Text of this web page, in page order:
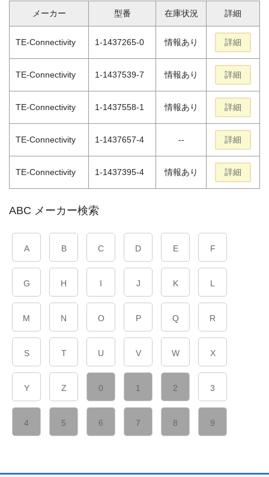
メーカー 型番 在庫状況 詳細
TE-Connectivity 1-1437265-0 情報あり 詳細
TE-Connectivity 1-1437539-7 情報あり 詳細
TE-Connectivity 1-1437558-1 情報あり 詳細
TE-Connectivity 1-1437657-4 -- 詳細
TE-Connectivity 1-1437395-4 情報あり 詳細
ABC メーカー検索
A B C D E F
G H I J K L
M N O P Q R
S T U V W X
Y Z 0 1 2 3
4 5 6 7 8 9